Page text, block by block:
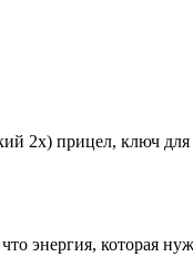
2x) прицел, ключ для
энергия, которая